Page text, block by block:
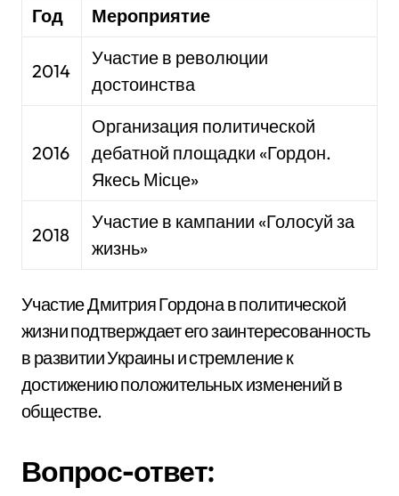
Год Мероприятие
2014
Участие в революции
достоинства
2016
Организация политической
дебатной площадки «Гордон.
Якесь Місце»
2018
Участие в кампании «Голосуй за
жизнь»
Участие Дмитрия Гордона в политической
жизни подтверждает его заинтересованность
в развитии Украины и стремление к
достижению положительных изменений в
обществе.
Вопрос-ответ: